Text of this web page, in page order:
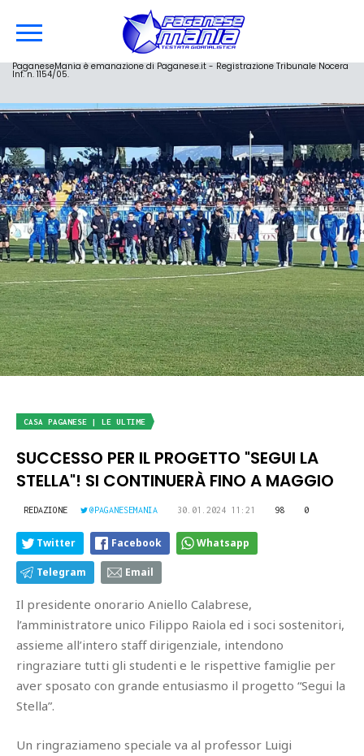
PaganeseMania è emanazione di Paganese.it - Registrazione Tribunale Nocera
Inf. n. 1154/05.
CASA PAGANESE | LE ULTIME
SUCCESSO PER IL PROGETTO "SEGUI LA
STELLA"! SI CONTINUERÀ FINO A MAGGIO
REDAZIONE @PAGANESEMANIA 30.01.2024 11:21 98 0
Twitter Facebook Whatsapp
Telegram Email
Il presidente onorario Aniello Calabrese,
l’amministratore unico Filippo Raiola ed i soci sostenitori,
assieme all’intero staff dirigenziale, intendono
ringraziare tutti gli studenti e le rispettive famiglie per
aver sposato con grande entusiasmo il progetto “Segui la
Stella”.
Un ringraziameno speciale va al professor Luigi